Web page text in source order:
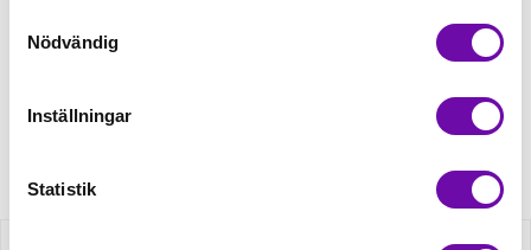
Nödvändig
Inställningar
Statistik
In Stock